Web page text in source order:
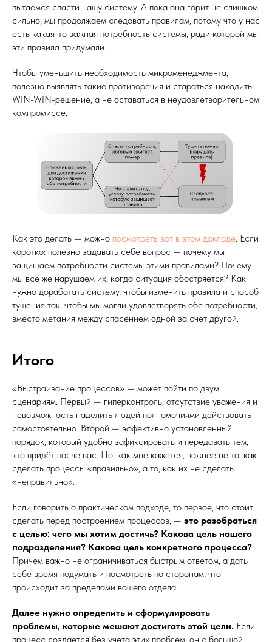
пытаемся спасти нашу систему. А пока она горит не слишком
сильно, мы продолжаем следовать правилам, потому что у нас
есть какая-то важная потребность системы, ради которой мы
эти правила придумали.
Чтобы уменьшить необходимость микроменеджмента,
полезно выявлять такие противоречия и стараться находить
WIN-WIN-решение, а не оставаться в неудовлетворительном
компромиссе.
Как это делать — можно посмотреть вот в этом докладе. Если
коротко: полезно задавать себе вопрос — почему мы
защищаем потребности системы этими правилами? Почему
мы всё же нарушаем их, когда ситуация обостряется? Как
нужно доработать систему, чтобы изменить правила и способ
тушения так, чтобы мы могли удовлетворять обе потребности,
вместо метания между спасением одной за счёт другой.
Итого
«Выстраивание процессов» — может пойти по двум
сценариям. Первый — гиперконтроль, отсутствие уважения и
невозможность наделить людей полномочиями действовать
самостоятельно. Второй — эффективно установленный
порядок, который удобно зафиксировать и передавать тем,
кто придёт после вас. Но, как мне кажется, важнее не то, как
сделать процессы «правильно», а то, как их не сделать
«неправильно».
Если говорить о практическом подходе, то первое, что стоит
сделать перед построением процессов, — это разобраться
с целью: чего мы хотим достичь? Какова цель нашего
подразделения? Какова цель конкретного процесса?
Причем важно не ограничиваться быстрым ответом, а дать
себе время подумать и посмотреть по сторонам, что
происходит за пределами вашего отдела.
Далее нужно определить и сформулировать
проблемы, которые мешают достигать этой цели. Если
процесс создается без учета этих проблем, он с большой